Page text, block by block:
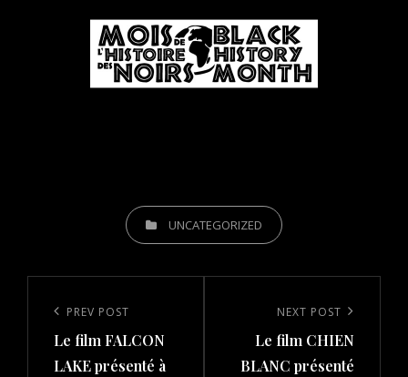
CATEGORIESUNCATEGORIZED
navigation
Previous
Post
PREV POST
Le film FALCON
LAKE présenté à
Post
NEXT POST
Le film CHIEN
BLANC présenté